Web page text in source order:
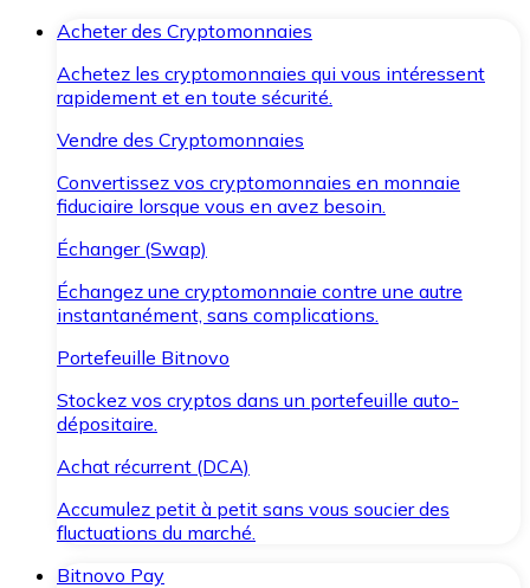
Acheter des Cryptomonnaies
Achetez les cryptomonnaies qui vous intéressent
rapidement et en toute sécurité.
Vendre des Cryptomonnaies
Convertissez vos cryptomonnaies en monnaie
fiduciaire lorsque vous en avez besoin.
Échanger (Swap)
Échangez une cryptomonnaie contre une autre
instantanément, sans complications.
Portefeuille Bitnovo
Stockez vos cryptos dans un portefeuille auto-
dépositaire.
Achat récurrent (DCA)
Accumulez petit à petit sans vous soucier des
fluctuations du marché.
Bitnovo Pay